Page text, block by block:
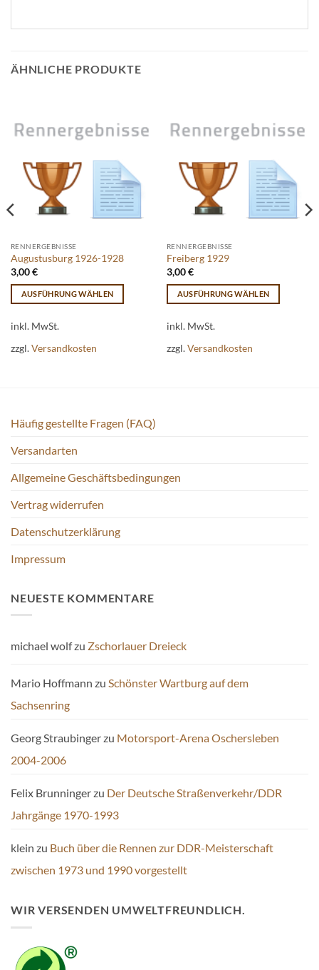
ÄHNLICHE PRODUKTE
RENNERGEBNISSE
Augustusburg 1926-1928
3,00€
AUSFÜHRUNG WÄHLEN
Produkt
mehrere
können
auf
Produktseite
werden
inkl. MwSt.
zzgl.Versandkosten
RENNERGEBNISSE
Freiberg 1929
3,00€
AUSFÜHRUNG WÄHLEN
Produkt
mehrere
Produktseite
inkl. MwSt.
zzgl.Versandkosten
Häufig gestellte Fragen (FAQ)
Versandarten
Allgemeine Geschäftsbedingungen
Vertrag widerrufen
Datenschutzerklärung
Impressum
NEUESTE KOMMENTARE
michael wolfzu Zschorlauer Dreieck
Mario Hoffmann zu Schönster Wartburg auf dem
Sachsenring
Georg Straubingerzu Motorsport-Arena Oschersleben
2004-2006
Felix Brunningerzu Der Deutsche Straßenverkehr/DDR
Jahrgänge 1970-1993
klein zu Buch über die Rennen zur DDR-Meisterschaft
zwischen 1973 und 1990 vorgestellt
WIR VERSENDEN UMWELTFREUNDLICH.